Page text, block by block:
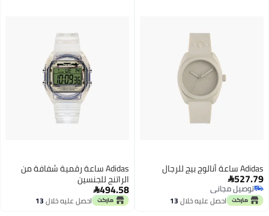
Adidas ساعة أنالوج بيج للرجال
527.79
توصيل مجاني
توصيل مجانياحصل عليه خلال13
Adidas ساعة رقمية شفافة من
الراتنج للجنسين
494.58
احصل عليه خلال13